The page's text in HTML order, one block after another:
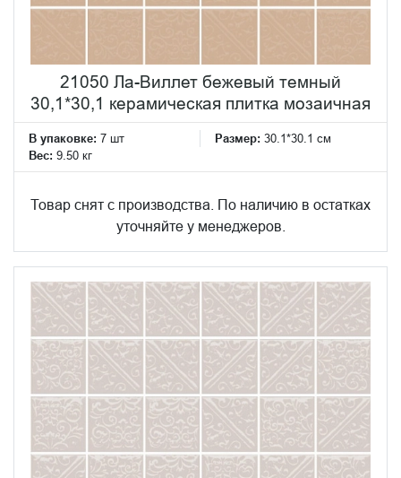
21050 Ла-Виллет бежевый темный
30,1*30,1 керамическая плитка мозаичная
В упаковке: 7 шт Размер: 30.1*30.1 см
Вес: 9.50 кг
Товар снят с производства. По наличию в остатках
уточняйте у менеджеров.